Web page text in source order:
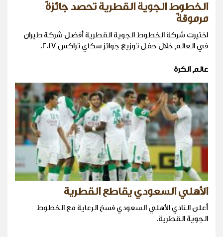
الخطوط الجوية القطرية تحصد جائزةً
مرموقةً
اختيرت شركة الخطوط الجوية القطرية أفضل شركة طيران
في العالم خلال حفل توزيع جوائز سكاي تراكس ٢٠١٧.
عالم الكرة
الأهلي السعودي يقاطع القطرية
أعلن النادي الأهلي السعودي فسخ الرعاية مع الخطوط
الجوية القطرية.